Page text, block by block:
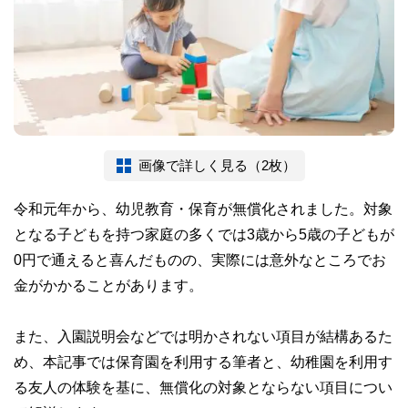
画像で詳しく見る（2枚）
令和元年から、幼児教育・保育が無償化されました。対象
となる子どもを持つ家庭の多くでは3歳から5歳の子どもが
0円で通えると喜んだものの、実際には意外なところでお
金がかかることがあります。
また、入園説明会などでは明かされない項目が結構あるた
め、本記事では保育園を利用する筆者と、幼稚園を利用す
る友人の体験を基に、無償化の対象とならない項目につい